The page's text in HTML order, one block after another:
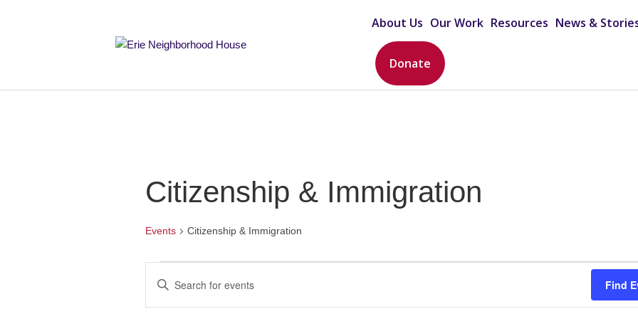
About Us Our Work Resources News &
Donate
Citizenship & Immigration
Events Citizenship & Immigration
Events Find